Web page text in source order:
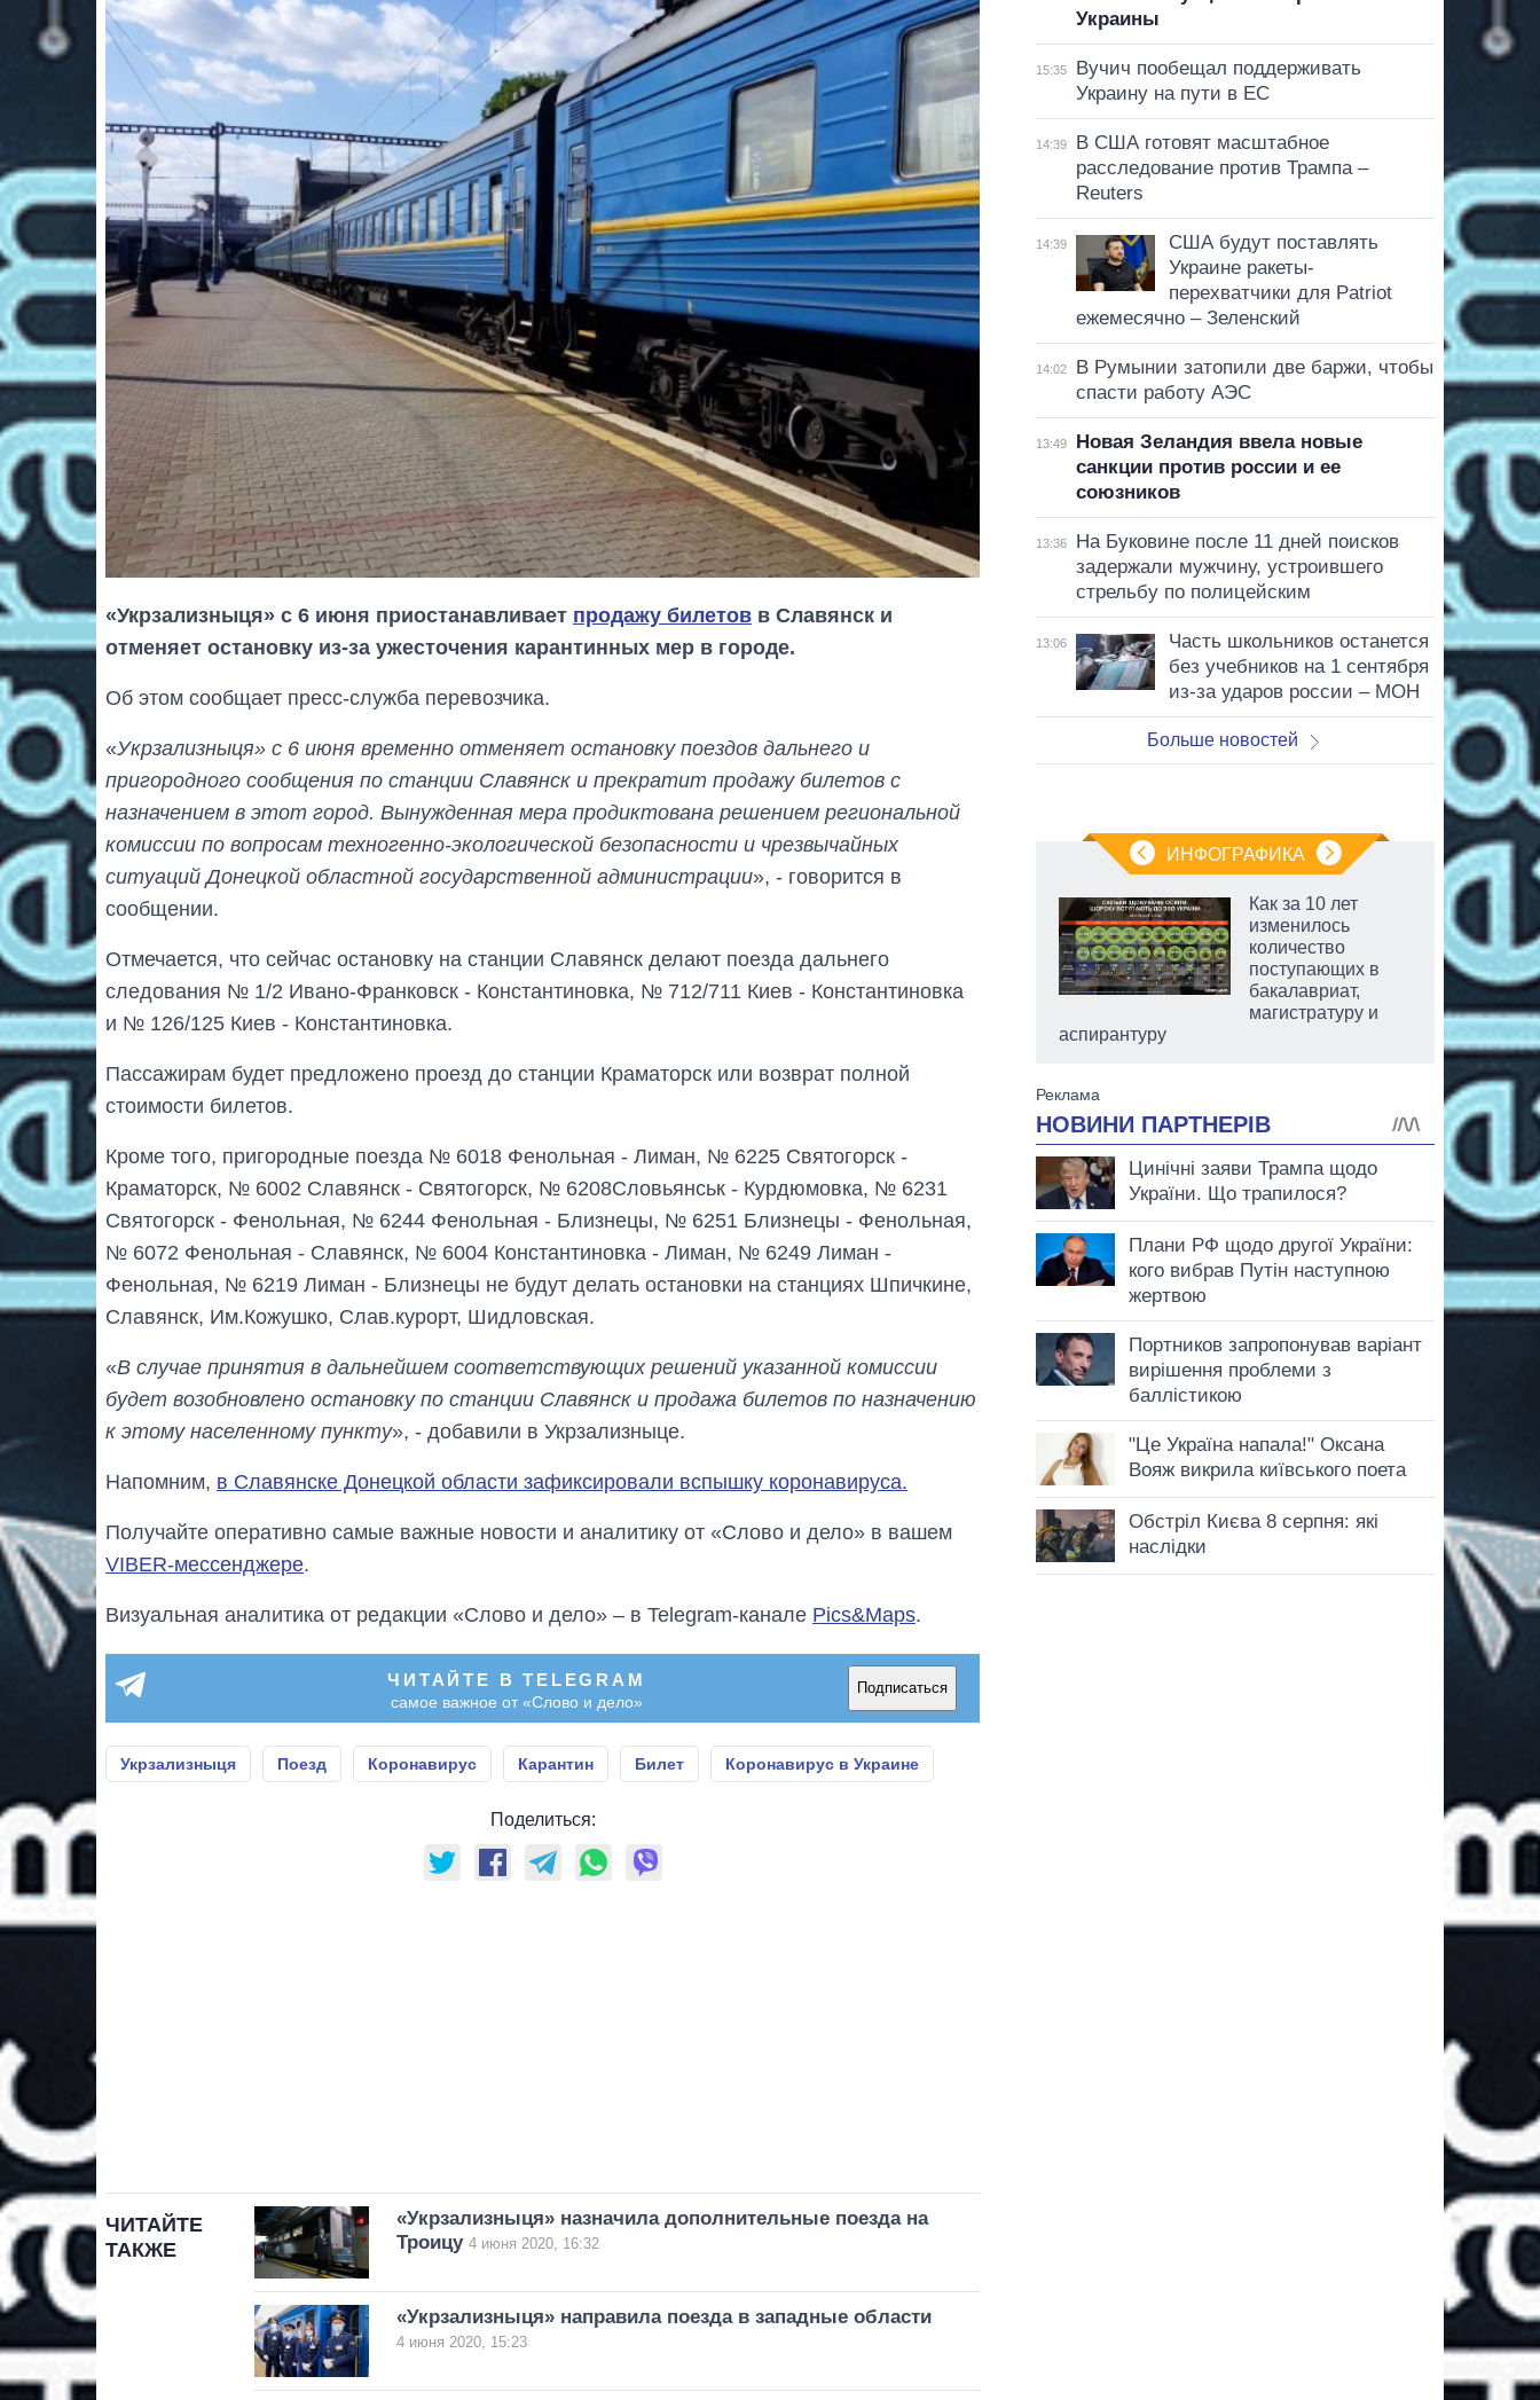
«Укрзализныця» с 6 июня приостанавливает продажу билетов в Славянск и
отменяет остановку из-за ужесточения карантинных мер в городе.
Об этом сообщает пресс-служба перевозчика.
«Укрзализныця» с 6 июня временно отменяет остановку поездов дальнего и
пригородного сообщения по станции Славянск и прекратит продажу билетов с
назначением в этот город. Вынужденная мера продиктована решением региональной
комиссии по вопросам техногенно-экологической безопасности и чрезвычайных
ситуаций Донецкой областной государственной администрации», - говорится в
сообщении.
Отмечается, что сейчас остановку на станции Славянск делают поезда дальнего
следования № 1/2 Ивано-Франковск - Константиновка, № 712/711 Киев - Константиновка
и № 126/125 Киев - Константиновка.
Пассажирам будет предложено проезд до станции Краматорск или возврат полной
стоимости билетов.
Кроме того, пригородные поезда № 6018 Фенольная - Лиман, № 6225 Святогорск -
Краматорск, № 6002 Славянск - Святогорск, № 6208Словьянськ - Курдюмовка, № 6231
Святогорск - Фенольная, № 6244 Фенольная - Близнецы, № 6251 Близнецы - Фенольная,
№ 6072 Фенольная - Славянск, № 6004 Константиновка - Лиман, № 6249 Лиман -
Фенольная, № 6219 Лиман - Близнецы не будут делать остановки на станциях Шпичкине,
Славянск, Им.Кожушко, Слав.курорт, Шидловская.
«В случае принятия в дальнейшем соответствующих решений указанной комиссии
будет возобновлено остановку по станции Славянск и продажа билетов по назначению
к этому населенному пункту», - добавили в Укрзализныце.
Напомним, в Славянске Донецкой области зафиксировали вспышку коронавируса.
Получайте оперативно самые важные новости и аналитику от «Слово и дело» в вашем
VIBER-мессенджере.
Визуальная аналитика от редакции «Слово и дело» – в Telegram-канале Pics&Maps.
ЧИТАЙТЕ В TELEGRAM
самое важное от «Слово и дело»
Подписаться
Укрзализныця Поезд Коронавирус Карантин Билет Коронавирус в Украине
Поделиться:
ЧИТАЙТЕ
ТАКЖЕ
«Укрзализныця» назначила дополнительные поезда на
Троицу 4 июня 2020, 16:32
«Укрзализныця» направила поезда в западные области
4 июня 2020, 15:23
Украины
15:35
Вучич пообещал поддерживать
Украину на пути в ЕС
14:39
В США готовят масштабное
расследование против Трампа –
Reuters
14:39
США будут поставлять
Украине ракеты-
перехватчики для Patriot
ежемесячно – Зеленский
14:02
В Румынии затопили две баржи, чтобы
спасти работу АЭС
13:49
Новая Зеландия ввела новые
санкции против россии и ее
союзников
13:36
На Буковине после 11 дней поисков
задержали мужчину, устроившего
стрельбу по полицейским
13:06
Часть школьников останется
без учебников на 1 сентября
из-за ударов россии – МОН
Больше новостей
ИНФОГРАФИКА
последние годы и
что прогнозируют
Как за 10 лет
изменилось
количество
поступающих в
бакалавриат,
магистратуру и
аспирантуру